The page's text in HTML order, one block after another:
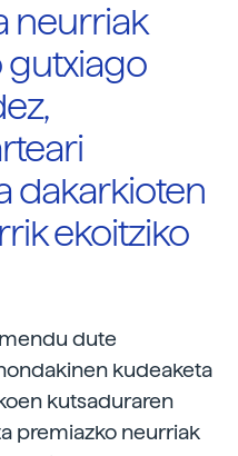
neurriak
gutxiago
dakarkioten
ekoitziko
dute
kudeaketa
kutsaduraren
premiazko neurriak